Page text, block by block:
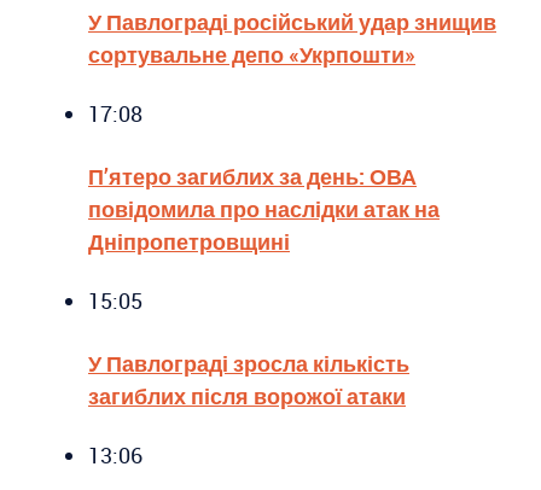
У Павлограді російський удар знищив
сортувальне депо «Укрпошти»
17:08
П’ятеро загиблих за день: ОВА
повідомила про наслідки атак на
Дніпропетровщині
15:05
У Павлограді зросла кількість
загиблих після ворожої атаки
13:06